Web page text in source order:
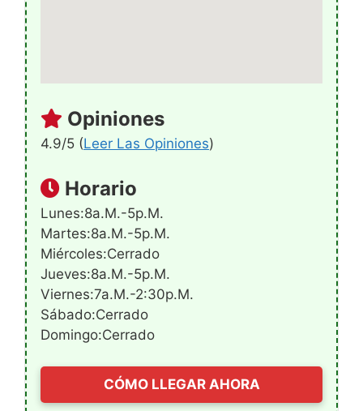
Opiniones
4.9/5 (Leer Las Opiniones)
Horario
Lunes:8a.m.-5p.m.
Martes:8a.m.-5p.m.
Miércoles:Cerrado
Jueves:8a.m.-5p.m.
Viernes:7a.m.-2:30p.m.
Sábado:Cerrado
Domingo:Cerrado
CÓMO LLEGAR AHORA